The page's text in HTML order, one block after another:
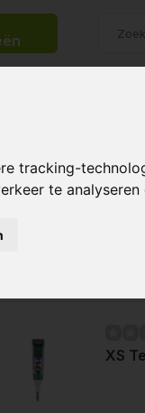
tracking-
te
XS